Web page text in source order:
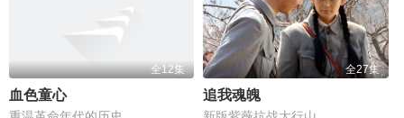
全12集
血色童心
全27集
追我魂魄